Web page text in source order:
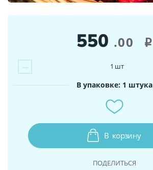
550 .00 i
− 1 шт
В упаковке: 1 штука
В корзину
ПОДЕЛИТЬСЯ